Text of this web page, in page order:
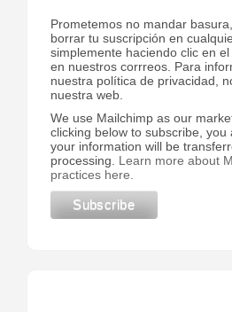
Prometemos no mandar
borrar tu suscripción en
simplemente haciendo clic en
en nuestros corrreos. Para
nuestra política de privacidad,
nuestra web.
We use Mailchimp as our
clicking below to subscribe, you
your information will be
processing. Learn more about
practices here.